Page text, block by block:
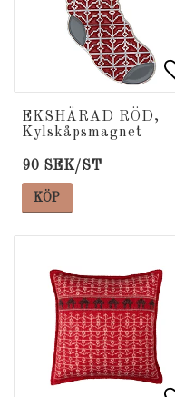
EKSHÄRAD RÖD,
Kylskåpsmagnet
90 SEK/ST
KÖP